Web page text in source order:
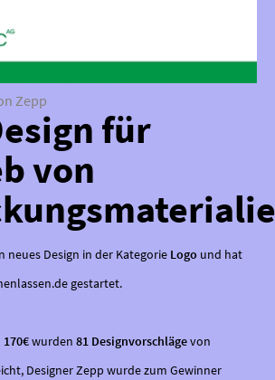
Zepp
für
von
neues Design in der Kategorie Logo und hat
gestartet.
170€wurden 81 Designvorschlägevon
Designer Zepp wurde zum Gewinner